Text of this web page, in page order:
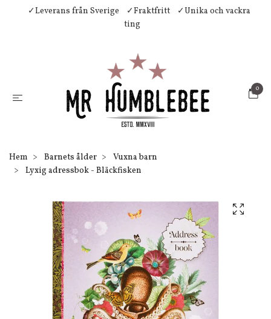
✓Leverans från Sverige ✓Fraktfritt
✓Unika och vackra
ting
0
Hem Barnets ålder
Vuxna barn
Lyxig adressbok - Bläckfisken